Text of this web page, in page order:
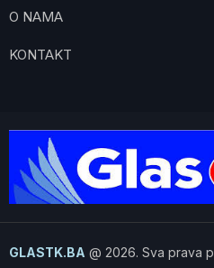
O NAMA
KONTAKT
GLASTK.BA @ 2026. Sva prava